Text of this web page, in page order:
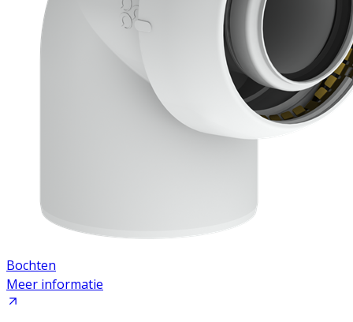
Academy
Bochten
Meer informatie